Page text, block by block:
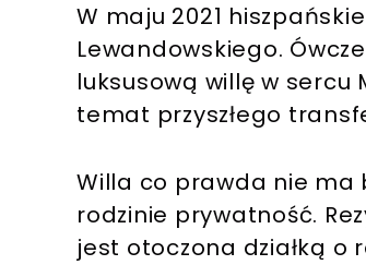
W maju 2021
Lewandowskiego.
luksusową willę w sercu
temat przyszłego
Willa co prawda nie ma
rodzinie prywatność.
jest otoczona działką o